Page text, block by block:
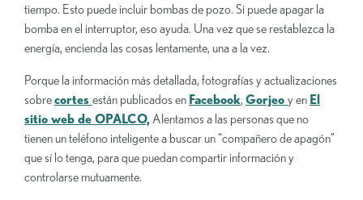
tiempo. Esto puede incluir bombas de pozo. Si puede apagar la
bomba en el interruptor, eso ayuda. Una vez que se restablezca la
energía, encienda las cosas lentamente, una a la vez.
Porque la información más detallada, fotografías y actualizaciones
sobrecortes están publicados en Facebook, Gorjeo y en El
sitio web de OPALCO, Alentamos a las personas que no
tienen un teléfono inteligente a buscar un “compañero de apagón”
que sí lo tenga, para que puedan compartir información y
controlarse mutuamente.